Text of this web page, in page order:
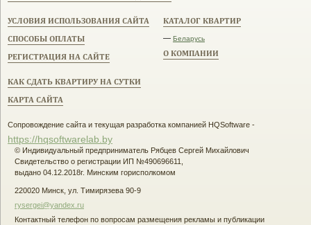
УСЛОВИЯ ИСПОЛЬЗОВАНИЯ САЙТА
СПОСОБЫ ОПЛАТЫ
РЕГИСТРАЦИЯ НА САЙТЕ
КАТАЛОГ КВАРТИР
— Беларусь
О КОМПАНИИ
КАК СДАТЬ КВАРТИРУ НА СУТКИ
КАРТА САЙТА
Сопровождение сайта и текущая разработка компанией HQSoftware -
https://hqsoftwarelab.by
© Индивидуальный предприниматель Рябцев Сергей Михайлович
Свидетельство о регистрации ИП №490696611,
выдано 04.12.2018г. Минским горисполкомом
220020 Минск, ул. Тимирязева 90-9
rysergei@yandex.ru
Контактный телефон по вопросам размещения рекламы и публикации